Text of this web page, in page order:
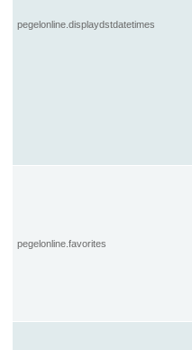
pegelonline.displaydstdatetimes
pegelonline.favorites